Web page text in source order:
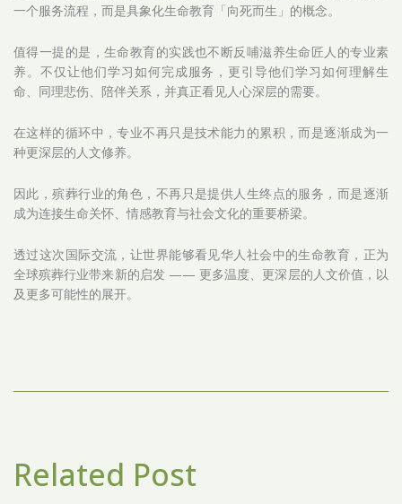
一个服务流程，而是具象化生命教育「向死而生」的概念。
值得一提的是，生命教育的实践也不断反哺滋养生命匠人的专业素
养。不仅让他们学习如何完成服务，更引导他们学习如何理解生
命、同理悲伤、陪伴关系，并真正看见人心深层的需要。
在这样的循环中，专业不再只是技术能力的累积，而是逐渐成为一
种更深层的人文修养。
因此，殡葬行业的角色，不再只是提供人生终点的服务，而是逐渐
成为连接生命关怀、情感教育与社会文化的重要桥梁。
透过这次国际交流，让世界能够看见华人社会中的生命教育，正为
全球殡葬行业带来新的启发 —— 更多温度、更深层的人文价值，以
及更多可能性的展开。
Related Post